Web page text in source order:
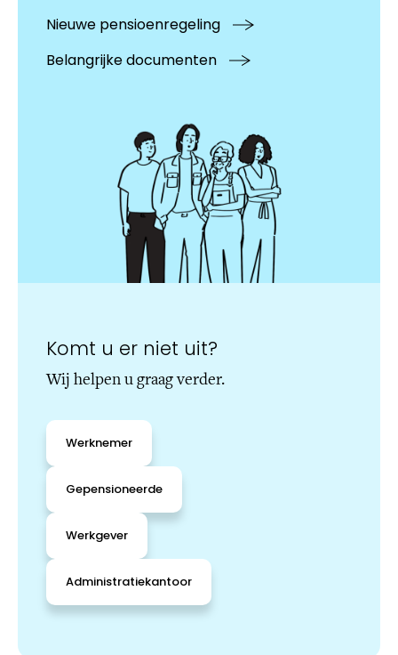
Nieuwe pensioenregeling
Belangrijke documenten
Komt u er niet uit?
Wij helpen u graag verder.
Werknemer
Gepensioneerde
Werkgever
Administratiekantoor